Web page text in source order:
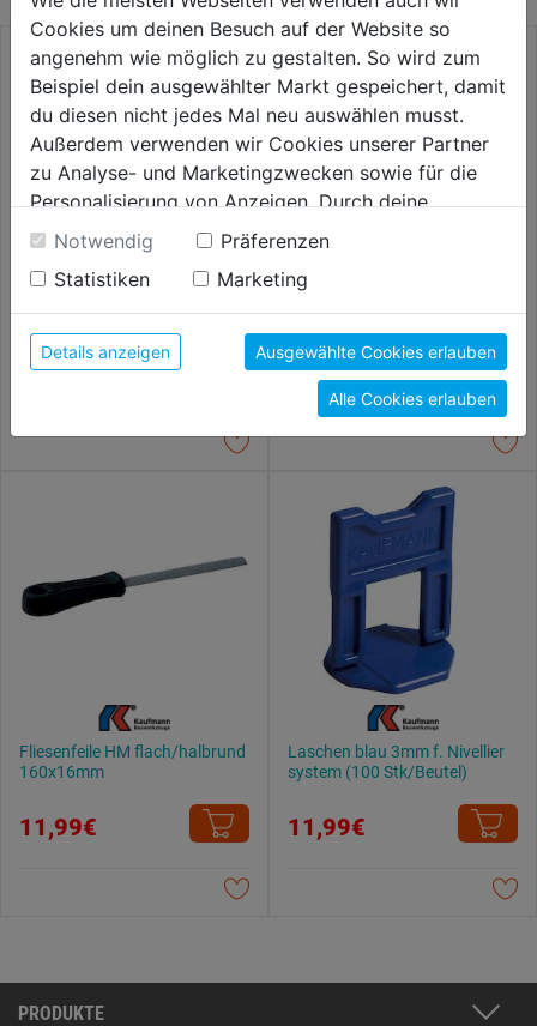
Pro, SB-verpackt
10,59€
Fliesenfeile HM flach/halbrund
160x16mm
11,99€
Laschen blau 3mm f. Nivellier
system (100 Stk/Beutel)
11,99€
PRODUKTE
Cookies um deinen Besuch auf der Website so
angenehm wie möglich zu gestalten. So wird zum
Beispiel dein ausgewählter Markt gespeichert, damit
du diesen nicht jedes Mal neu auswählen musst.
Außerdem verwenden wir Cookies unserer Partner
zu Analyse- und Marketingzwecken sowie für die
Personalisierung von Anzeigen. Durch deine
Einwilligung werden die Daten von Drittanbieter,
unter anderem auch in den USA, verarbeitet.
Durch Klick auf "Alle Cookies erlauben" stimmst du
der Verwendung aller Cookies zu. Unter "Details
anzeigen" findest du alle Infos zu den
unterschiedlichen Cookies, unter "Cookies
Konfigurieren" kannst du auswählen, welche Cookies
du zulassen möchtest und welche nicht.
Weitere Informationen findest du in unserer
Notwendig
Präferenzen
Statistiken
Marketing
Details anzeigen Ausgewählte Cookies erlauben
Alle Cookies erlauben